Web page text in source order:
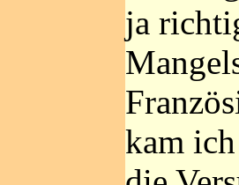
ja
kam